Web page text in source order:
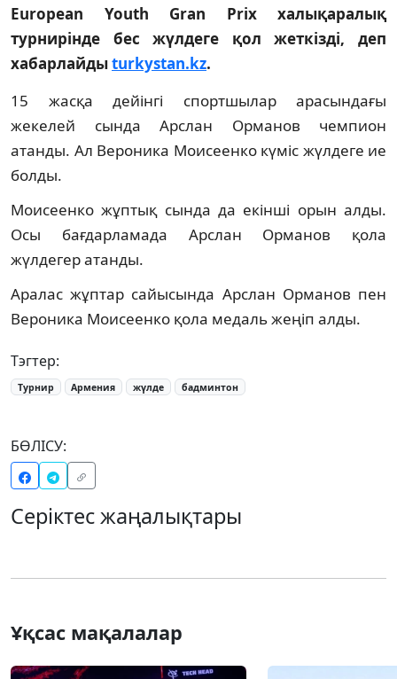
European Youth Gran Prix халықаралық
турнирінде бес жүлдеге қол жеткізді, деп
хабарлайдыturkystan.kz.
15 жасқа дейінгі спортшылар арасындағы
жекелей сында Арслан Орманов чемпион
атанды. Ал Вероника Моисеенко күміс жүлдеге ие
болды.
Моисеенко жұптық сында да екінші орын алды.
Осы бағдарламада Арслан Орманов қола
жүлдегер атанды.
Аралас жұптар сайысында Арслан Орманов пен
Вероника Моисеенко қола медаль жеңіп алды.
Тэгтер:
Турнир Армения жүлде бадминтон
БӨЛІСУ:
Серіктес жаңалықтары
Ұқсас мақалалар